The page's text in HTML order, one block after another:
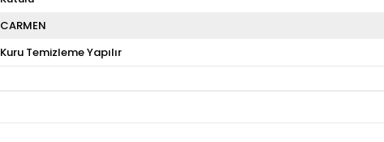
CARMEN
Kuru Temizleme Yapılır